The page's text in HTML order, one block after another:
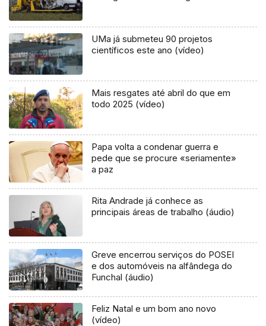
UMa já submeteu 90 projetos
científicos este ano (vídeo)
Mais resgates até abril do que em
todo 2025 (vídeo)
Papa volta a condenar guerra e
pede que se procure «seriamente»
a paz
Rita Andrade já conhece as
principais áreas de trabalho (áudio)
Greve encerrou serviços do POSEI
e dos automóveis na alfândega do
Funchal (áudio)
Feliz Natal e um bom ano novo
(vídeo)